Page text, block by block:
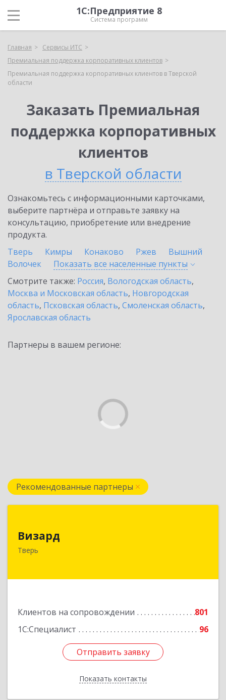
1С:Предприятие 8
Система программ
Главная
Сервисы ИТС
Премиальная поддержка корпоративных клиентов
Премиальная поддержка корпоративных клиентов в Тверской
области
Заказать Премиальная
поддержка корпоративных
клиентов
в Тверской области
Ознакомьтесь с информационными карточками,
выберите партнёра и отправьте заявку на
консультацию, приобретение или внедрение
продукта.
Тверь
Кимры Конаково Ржев
Вышний
Волочек
Показать все населенные пункты
Смотрите также: Россия, Вологодская область,
Москва и Московская область, Новгородская
область, Псковская область, Смоленская область,
Ярославская область
Партнеры в вашем регионе:
Рекомендованные партнеры
Визард
Тверь
Клиентов на сопровождении
801
1С:Специалист
96
Отправить заявку
Показать контакты
170006, Тверская обл, Тверь г, Учительская ул,
Подробнее
Отправить заявку
Назад